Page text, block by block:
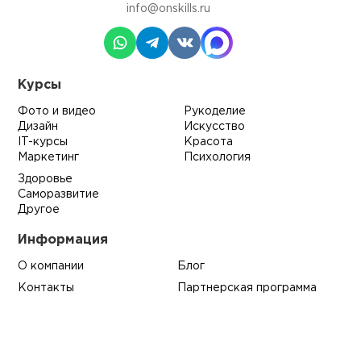
info@onskills.ru
Курсы
Фото и видео
Дизайн
IT-курсы
Маркетинг
Рукоделие
Искусство
Красота
Психология
Здоровье
Саморазвитие
Другое
Информация
О компании Блог
Контакты Партнерская программа